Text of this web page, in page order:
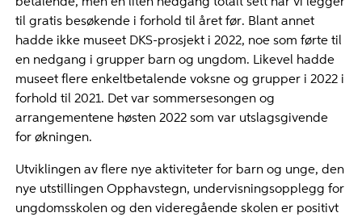
til gratis besøkende i forhold til året før. Blant annet
hadde ikke museet DKS-prosjekt i 2022, noe som førte til
en nedgang i grupper barn og ungdom. Likevel hadde
museet flere enkeltbetalende voksne og grupper i 2022 i
forhold til 2021. Det var sommersesongen og
arrangementene høsten 2022 som var utslagsgivende
for økningen.
Utviklingen av flere nye aktiviteter for barn og unge, den
nye utstillingen Opphavstegn, undervisningsopplegg for
ungdomsskolen og den videregående skolen er positivt